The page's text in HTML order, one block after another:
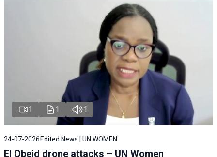
1 1 1
24-07-2026Edited News | UN WOMEN
El Obeid drone attacks – UN Women